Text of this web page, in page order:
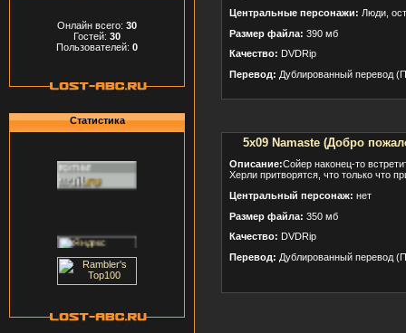
Онлайн всего: 30
Гостей: 30
Пользователей: 0
Статистика
Центральные персонажи: Люди,
Размер файла: 390 мб
Качество: DVDRip
Перевод: Дублированный перевод
5x09 Namaste (Добро
Описание:Сойер наконец-то
Херли притворятся, что только что
Центральный персонаж: нет
Размер файла: 350 мб
Качество: DVDRip
Перевод: Дублированный перевод